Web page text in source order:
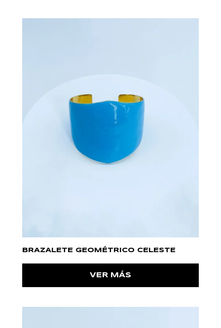
BRAZALETE GEOMÉTRICO CELESTE
VER MÁS